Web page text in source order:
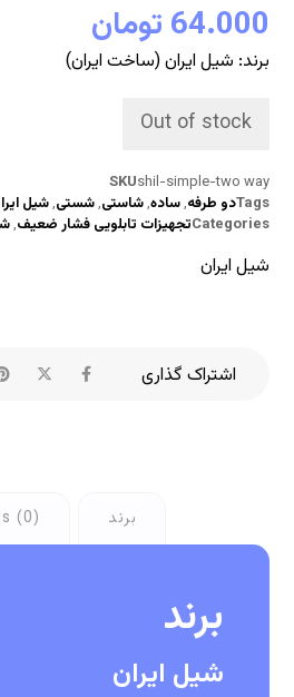
64.000 تومان
برند: شیل ایران(ساخت ایران)
Out of stock
SKUshil-simple-two way
Tagsدو طرفه,ساده,شاستی,شستی,شیل
Categoriesتجهیزات تابلویی فشار ضعیف,
شیل ایران
برند (0)
برند
شیل ایران